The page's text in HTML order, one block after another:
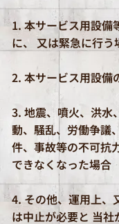
1. 本サービス用設備
に、 又は緊急に行う
2. 本サービス用設備
3. 地震、噴火、洪水
動、騒乱、労働争議
件、事故等の不可抗
できなくなった場合
4. その他、運用上、
は中止が必要と 当